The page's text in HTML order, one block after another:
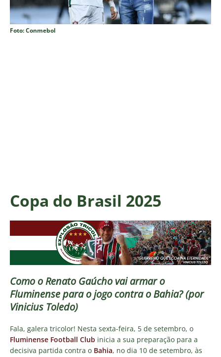
Foto: Conmebol
Copa do Brasil 2025
Como o Renato Gaúcho vai armar o
Fluminense para o jogo contra o Bahia? (por
Vinicius Toledo)
Fala, galera tricolor! Nesta sexta-feira, 5 de setembro, o
Fluminense Football Club inicia a sua preparação para a
decisiva partida contra o Bahia, no dia 10 de setembro, às